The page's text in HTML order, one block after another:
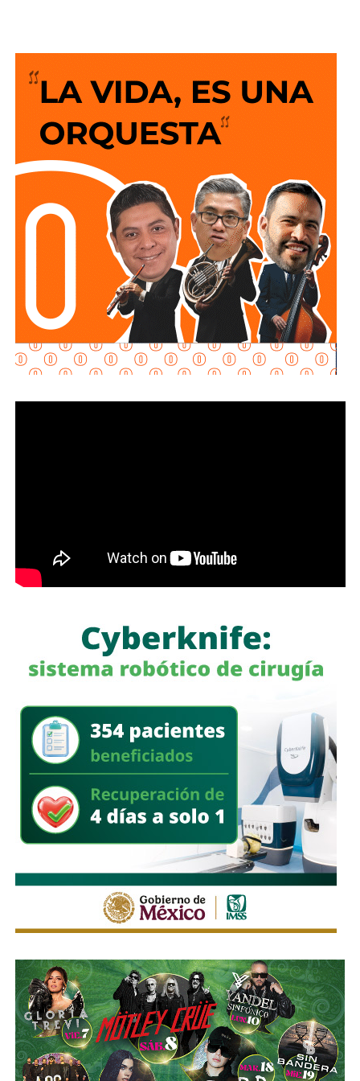
embargo, no cumplió con los pasos necesarios para
obtener la autorización.
“No terminó con su trámite. Se les entregó el
memorándum para que realizaran su pago y dieran inicio a
su procedimiento en términos de ley, entregando los
datos de sus operadores y acudiendo a las
capacitaciones que establece la normatividad.La realidad
es que no cumplieron con ninguno de estos
requisitos “, declaró.
Martínez Acosta señaló quela dependencia mantiene
disposición para que Uber complete el procedimiento
y pueda operar conforme a la ley, por lo que descartó que
exista una postura de persecución hacia la empresa.
“No es un tema de persecución ni de cacería. Al contrario,
buscamos que ellos mismos nos ayuden a que la
a quienes se les ha explicado el proceso de
regularización.
deja a los propios conductores en una situación de
vulnerabilidad,al no contar con las condiciones legales
previstas por la normativa estatal.
“Es la empresa la que no cumple con lo que las leyes
locales establecen y eso deja a los operadores en estado
de indefensión”, señaló.
Respecto a la llegada de nuevas plataformas digitales al
estado, Martínez Acosta consideró que la
competencia representa una oportunidad para
mejorar la calidad del servicio de transporte.
“Hoy el gremio del taxismo entiende que la competencia
es buena. Ellos estarán tratando de mejorar y brindar un
mejor servicio, mientras que la ciudadanía podrá elegir la
opción que considere más conveniente”, comentó.
La titular de la SCT reiteró que, mientras Uber no complete
el procedimiento administrativo y cumpla con las